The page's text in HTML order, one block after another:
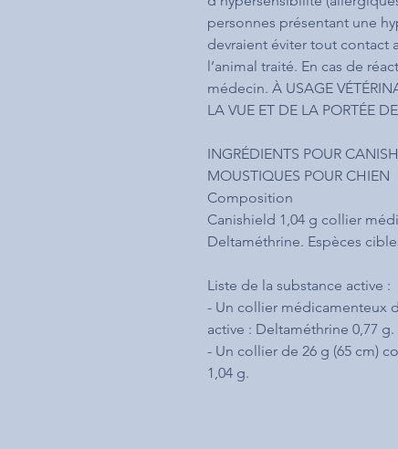
personnes présentant une
devraient éviter tout contact
l’animal traité. En cas de
médecin. À USAGE
LA VUE ET DE LA PORTÉE
INGRÉDIENTS POUR
MOUSTIQUES POUR CHIEN
Composition
Canishield 1,04 g collier
Deltaméthrine. Espèces
Liste de la substance active :
- Un collier médicamenteux
active : Deltaméthrine 0,77 g.
- Un collier de 26 g (65 cm)
1,04 g.